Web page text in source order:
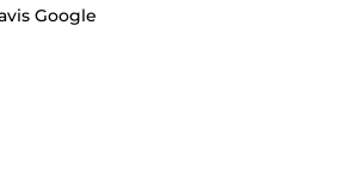
Google